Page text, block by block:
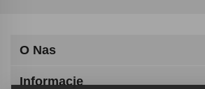
O Nas
Informacje